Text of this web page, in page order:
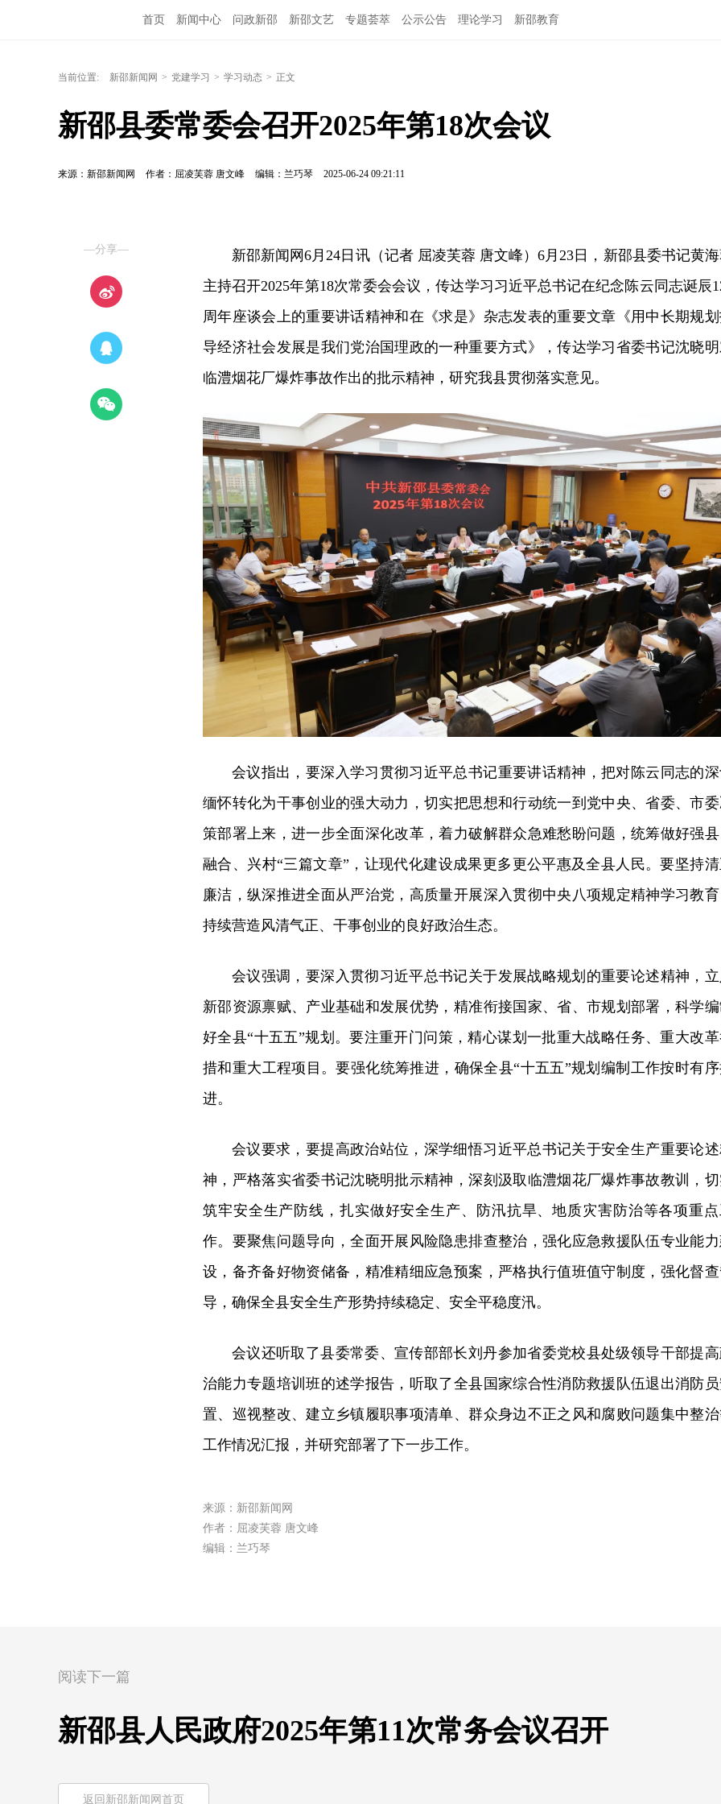
首页 新闻中心 问政新邵 新邵文艺 专题荟萃 公示公告 理论学习 新邵教育
当前位置: 新邵新闻网 > 党建学习 > 学习动态 > 正文
新邵县委常委会召开2025年第18次会议
来源：新邵新闻网 作者：屈凌芙蓉 唐文峰 编辑：兰巧琴 2025-06-24 09:21:11
—分享—
新邵新闻网6月24日讯（记者 屈凌芙蓉 唐文峰）6月23日，新邵县委书记黄
主持召开2025年第18次常委会会议，传达学习习近平总书记在纪念陈云同志诞辰
周年座谈会上的重要讲话精神和在《求是》杂志发表的重要文章《用中长期规
导经济社会发展是我们党治国理政的一种重要方式》，传达学习省委书记沈晓
临澧烟花厂爆炸事故作出的批示精神，研究我县贯彻落实意见。
会议指出，要深入学习贯彻习近平总书记重要讲话精神，把对陈云同志的
缅怀转化为干事创业的强大动力，切实把思想和行动统一到党中央、省委、市
策部署上来，进一步全面深化改革，着力破解群众急难愁盼问题，统筹做好强
融合、兴村“三篇文章”，让现代化建设成果更多更公平惠及全县人民。要坚持
廉洁，纵深推进全面从严治党，高质量开展深入贯彻中央八项规定精神学习教
持续营造风清气正、干事创业的良好政治生态。
会议强调，要深入贯彻习近平总书记关于发展战略规划的重要论述精神，
新邵资源禀赋、产业基础和发展优势，精准衔接国家、省、市规划部署，科学
好全县“十五五”规划。要注重开门问策，精心谋划一批重大战略任务、重大改
措和重大工程项目。要强化统筹推进，确保全县“十五五”规划编制工作按时有
进。
会议要求，要提高政治站位，深学细悟习近平总书记关于安全生产重要论
神，严格落实省委书记沈晓明批示精神，深刻汲取临澧烟花厂爆炸事故教训，
筑牢安全生产防线，扎实做好安全生产、防汛抗旱、地质灾害防治等各项重
作。要聚焦问题导向，全面开展风险隐患排查整治，强化应急救援队伍专业能
设，备齐备好物资储备，精准精细应急预案，严格执行值班值守制度，强化督
导，确保全县安全生产形势持续稳定、安全平稳度汛。
会议还听取了县委常委、宣传部部长刘丹参加省委党校县处级领导干部提
治能力专题培训班的述学报告，听取了全县国家综合性消防救援队伍退出消防
置、巡视整改、建立乡镇履职事项清单、群众身边不正之风和腐败问题集中整
工作情况汇报，并研究部署了下一步工作。
来源：新邵新闻网
作者：屈凌芙蓉 唐文峰
编辑：兰巧琴
阅读下一篇
新邵县人民政府2025年第11次常务会议召开
返回新邵新闻网首页